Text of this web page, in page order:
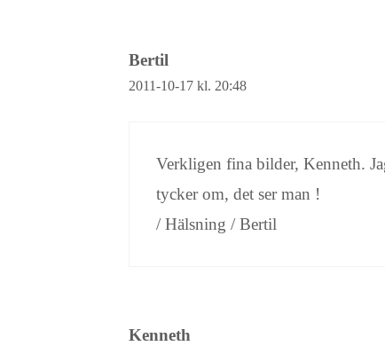
Bertil
2011-10-17 kl. 20:48
Verkligen fina bilder, Kenneth.
tycker om, det ser man !
/ Hälsning / Bertil
Kenneth